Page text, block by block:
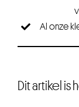
Al onze
Dit artikel is